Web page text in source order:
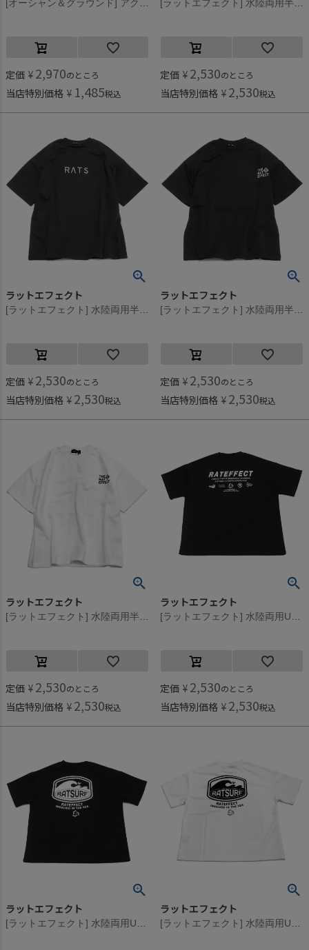
定価 ¥ 2,970のところ
当店特別価格 ¥ 1,485税込
定価 ¥ 2,530のところ
当店特別価格 ¥ 2,530税込
ラットエフェクト
定価 ¥ 2,530のところ
当店特別価格 ¥ 2,530税込
ラットエフェクト
定価 ¥ 2,530のところ
当店特別価格 ¥ 2,530税込
ラットエフェクト
定価 ¥ 2,530のところ
当店特別価格 ¥ 2,530税込
ラットエフェクト
定価 ¥ 2,530のところ
当店特別価格 ¥ 2,530税込
ラットエフェクト ラットエフェクト